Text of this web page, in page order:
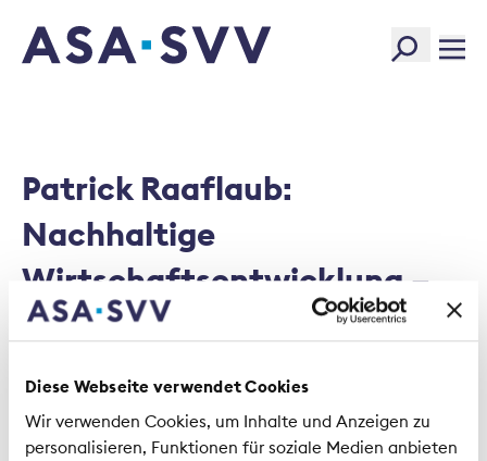
Diese Webseite verwendet Cookies
Wir verwenden Cookies, um Inhalte und Anzeigen zu
personalisieren, Funktionen für soziale Medien anbieten
SVV Logo
Patrick Raaflaub:
Nachhaltige
Wirtschaftsentwicklung –
der Beitrag der
Versicherungsindustrie
(Text)